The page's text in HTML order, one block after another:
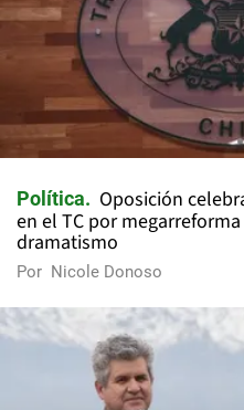
Política
Oposición
en el TC por
dramatismo
Por Nicole Donoso